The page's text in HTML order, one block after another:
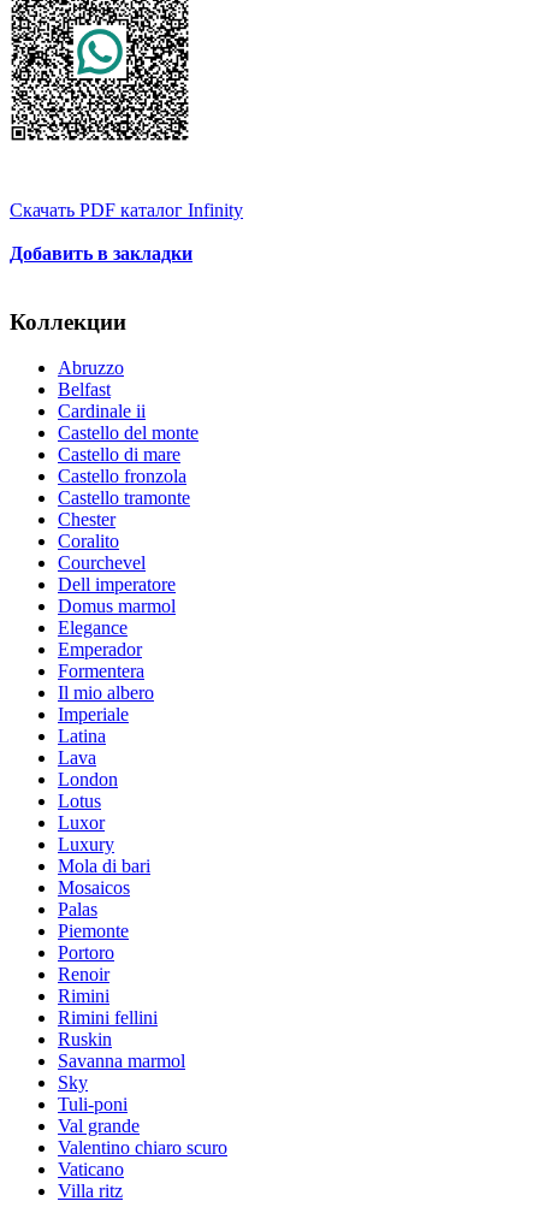
Скачать PDF каталог Infinity
Добавить в закладки
Коллекции
Abruzzo
Belfast
Cardinale ii
Castello del monte
Castello di mare
Castello fronzola
Castello tramonte
Chester
Coralito
Courchevel
Dell imperatore
Domus marmol
Elegance
Emperador
Formentera
Il mio albero
Imperiale
Latina
Lava
London
Lotus
Luxor
Luxury
Mola di bari
Mosaicos
Palas
Piemonte
Portoro
Renoir
Rimini
Rimini fellini
Ruskin
Savanna marmol
Sky
Tuli-poni
Val grande
Valentino chiaro scuro
Vaticano
Villa ritz